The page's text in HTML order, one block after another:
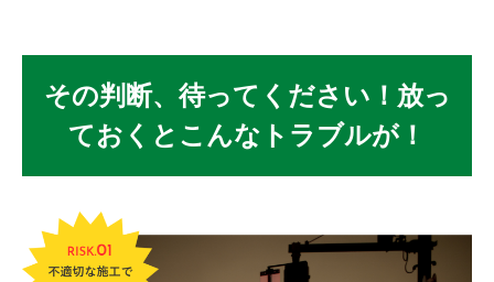
その判断、待ってください！放っ
ておくとこんなトラブルが！